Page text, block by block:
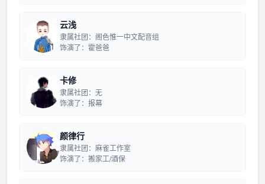
云浅
隶属社团：阁色惟一中文配音组
饰演了：霍爸爸
卡修
隶属社团：无
饰演了：报幕
颜律行
隶属社团：麻雀工作室
饰演了：搬家工/酒保